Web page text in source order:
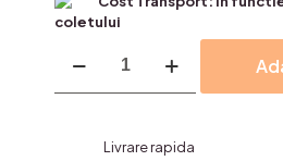
coletului
Luciu
Buze
Livrare rapida